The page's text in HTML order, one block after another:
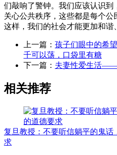
们敲响了警钟。我们应该认识到
关心公共秩序，这些都是每个
这样，我们的社会才能更加和谐
上一篇： 孩子们眼中的希
千可以荡，口袋里有糖
下一篇： 夫妻性爱生活——
相关推荐
复旦教授：不要听信躺平的鬼
求